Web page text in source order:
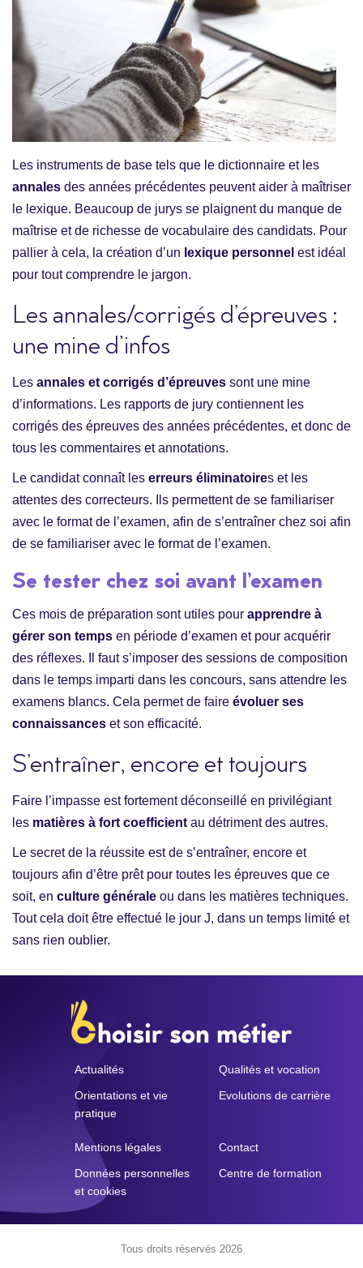
Les instruments de base tels que le dictionnaire et les
annales des années précédentes peuvent aider à maîtriser
le lexique. Beaucoup de jurys se plaignent du manque de
maîtrise et de richesse de vocabulaire des candidats. Pour
pallier à cela, la création d’un lexique personnel est idéal
pour tout comprendre le jargon.
Les annales/corrigés d’épreuves :
une mine d’infos
Les annales et corrigés d’épreuves sont une mine
d’informations. Les rapports de jury contiennent les
corrigés des épreuves des années précédentes, et donc de
tous les commentaires et annotations.
Le candidat connaît les erreurs éliminatoires et les
attentes des correcteurs. Ils permettent de se familiariser
avec le format de l’examen, afin de s’entraîner chez soi afin
de se familiariser avec le format de l’examen.
Se tester chez soi avant l’examen
Ces mois de préparation sont utiles pour apprendre à
gérer son temps en période d’examen et pour acquérir
des réflexes. Il faut s’imposer des sessions de composition
dans le temps imparti dans les concours, sans attendre les
examens blancs. Cela permet de faire évoluer ses
connaissances et son efficacité.
S’entraîner, encore et toujours
Faire l’impasse est fortement déconseillé en privilégiant
les matières à fort coefficient au détriment des autres.
Le secret de la réussite est de s’entraîner, encore et
toujours afin d’être prêt pour toutes les épreuves que ce
soit, en culture générale ou dans les matières techniques.
Tout cela doit être effectué le jour J, dans un temps limité et
sans rien oublier.
Actualités
Orientations et vie
pratique
Qualités et vocation
Evolutions de carrière
Mentions légales
Données personnelles
et cookies
Contact
Centre de formation
Tous droits réservés 2026